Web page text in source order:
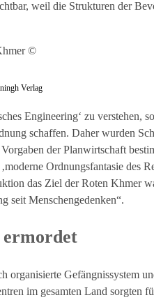
weil die Strukturen der
Verlag
Engineering‘ zu verstehen,
schaffen. Daher wurden
der Planwirtschaft
Ordnungsfantasie des
das Ziel der Roten Khmer
seit Menschengedenken“.
ermordet
organisierte Gefängnissystem
im gesamten Land sorgten